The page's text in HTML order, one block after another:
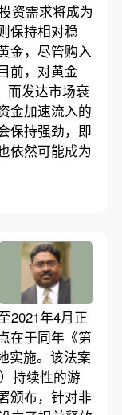
资需求将成为
保持相对稳
金，尽管购入
前，对黄金
而发达市场衰
金加速流入的
保持强劲，即
依然可能成为
2021年4月正
在于同年《第
实施。该法案
持续性的游
颁布，针对非